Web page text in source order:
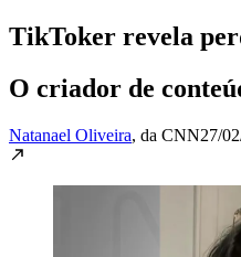
TikToker revela
O criador de
Natanael Oliveira, da CNN27/